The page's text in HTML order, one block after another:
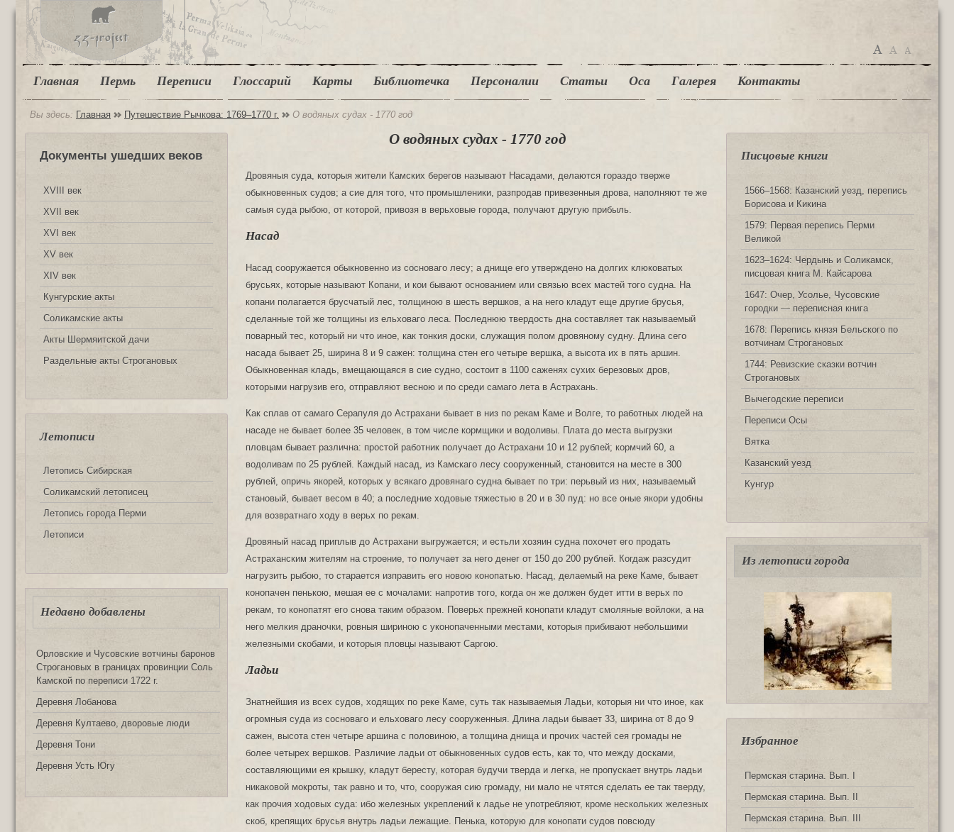
Главная Пермь Переписи Глоссарий Карты Библиотечка Персоналии Статьи Оса Галерея Контакты
Вы здесь: Главная Путешествие Рычкова: 1769‒1770 г. О водяных судах - 1770 год
Документы ушедших веков
XVIII век
XVII век
XVI век
XV век
XIV век
Кунгурские акты
Соликамские акты
Акты Шермяитской дачи
Раздельные акты Строгановых
Летописи
Летопись Сибирская
Соликамский летописец
Летопись города Перми
Летописи
Недавно добавлены
Орловские и Чусовские вотчины баронов
Строгановых в границах провинции Соль
Камской по переписи 1722 г.
Деревня Лобанова
Деревня Култаево, дворовые люди
Деревня Тони
Деревня Усть Югу
О водяных судах - 1770 год
Дровяныя суда, которыя жители Камских берегов называют Насадами, делаются гораздо тверже
обыкновенных судов; а сие для того, что промышленики, разпродав привезенныя дрова, наполняют те же
самыя суда рыбою, от которой, привозя в верьховые города, получают другую прибыль.
Насад
Насад сооружается обыкновенно из сосноваго лесу; а днище его утверждено на долгих клюковатых
брусьях, которые называют Копани, и кои бывают основанием или связью всех мастей того судна. На
копани полагается брусчатый лес, толщиною в шесть вершков, а на него кладут еще другие брусья,
сделанные той же толщины из ельховаго леса. Последнюю твердость дна составляет так называемый
поварный тес, который ни что иное, как тонкия доски, служащия полом дровяному судну. Длина сего
насада бывает 25, ширина 8 и 9 сажен: толщина стен его четыре вершка, а высота их в пять аршин.
Обыкновенная кладь, вмещающаяся в сие судно, состоит в 1100 саженях сухих березовых дров,
которыми нагрузив его, отправляют весною и по среди самаго лета в Астрахань.
Как сплав от самаго Серапуля до Астрахани бывает в низ по рекам Каме и Волге, то работных людей на
насаде не бывает более 35 человек, в том числе кормщики и водоливы. Плата до места выгрузки
пловцам бывает различна: простой работник получает до Астрахани 10 и 12 рублей; кормчий 60, а
водоливам по 25 рублей. Каждый насад, из Камскаго лесу сооруженный, становится на месте в 300
рублей, опричь якорей, которых у всякаго дровянаго судна бывает по три: перьвый из них, называемый
становый, бывает весом в 40; а последние ходовые тяжестью в 20 и в 30 пуд: но все оные якори удобны
для возвратнаго ходу в верьх по рекам.
Дровяный насад приплыв до Астрахани выгружается; и естьли хозяин судна похочет его продать
Астраханским жителям на строение, то получает за него денег от 150 до 200 рублей. Когдаж разсудит
нагрузить рыбою, то старается изправить его новою конопатью. Насад, делаемый на реке Каме, бывает
конопачен пенькою, мешая ее с мочалами: напротив того, когда он же должен будет итти в верьх по
рекам, то конопатят его снова таким образом. Поверьх прежней конопати кладут смоляные войлоки, а на
него мелкия драночки, ровныя шириною с уконопаченными местами, которыя прибивают небольшими
железными скобами, и которыя пловцы называют Саргою.
Ладьи
Знатнейшия из всех судов, ходящих по реке Каме, суть так называемыя Ладьи, которыя ни что иное, как
огромныя суда из сосноваго и ельховаго лесу сооруженныя. Длина ладьи бывает 33, ширина от 8 до 9
сажен, высота стен четыре аршина с половиною, а толщина днища и прочих частей сея громады не
более четырех вершков. Различие ладьи от обыкновенных судов есть, как то, что между досками,
составляющими ея крышку, кладут бересту, которая будучи тверда и легка, не пропускает внутрь ладьи
никаковой мокроты, так равно и то, что, сооружая сию громаду, ни мало не чтятся сделать ее так тверду,
как прочия ходовых суда: ибо железных укреплений к ладье не употребляют, кроме нескольких железных
скоб, крепящих брусья внутрь ладьи лежащие. Пенька, которую для конопати судов повсюду
Писцовые книги
1566‒1568: Казанский уезд, перепись
Борисова и Кикина
1579: Первая перепись Перми
Великой
1623‒1624: Чердынь и Соликамск,
писцовая книга М. Кайсарова
1647: Очер, Усолье, Чусовские
городки — переписная книга
1678: Перепись князя Бельского по
вотчинам Строгановых
1744: Ревизские сказки вотчин
Строгановых
Вычегодские переписи
Переписи Осы
Вятка
Казанский уезд
Кунгур
Из летописи города
Избранное
Пермская старина. Вып. I
Пермская старина. Вып. II
Пермская старина. Вып. III